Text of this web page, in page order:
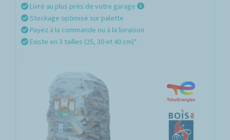
Livré au plus près de votre garage
Stockage optimisé sur palette
Payez à la commande ou à la livraison
Existe en 3 tailles (25, 30 et 40 cm)*